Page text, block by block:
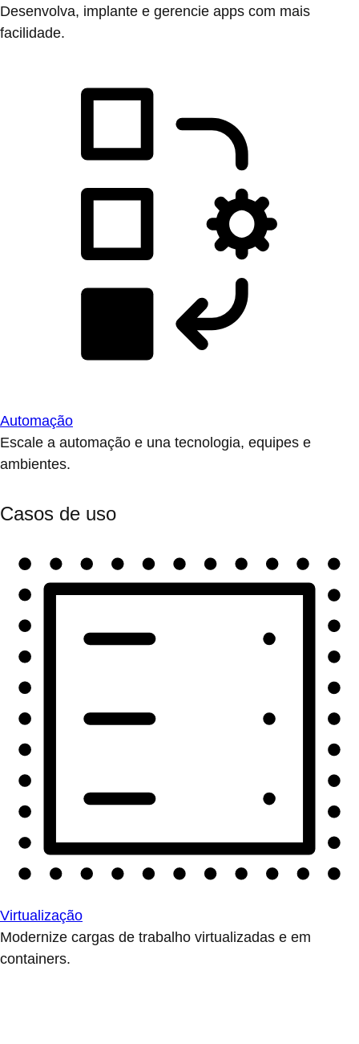
Desenvolva, implante e gerencie apps com mais
facilidade.
Automação
Escale a automação e una tecnologia, equipes e
ambientes.
Casos de uso
Virtualização
Modernize cargas de trabalho virtualizadas e em
containers.